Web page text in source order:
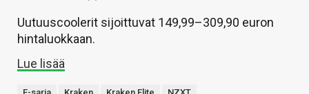
Uutuuscoolerit sijoittuvat 149,99–309,90 euron
hintaluokkaan.
Lue lisää